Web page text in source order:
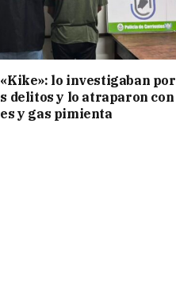
«Kike»: lo investigaban por
delitos y lo atraparon con
y gas pimienta